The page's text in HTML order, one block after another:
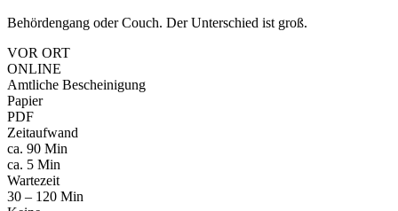
Behördengang oder Couch. Der Unterschied ist groß.
VOR ORT
ONLINE
Amtliche Bescheinigung
Papier
PDF
Zeitaufwand
ca. 90 Min
ca. 5 Min
Wartezeit
30 – 120 Min